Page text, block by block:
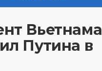
Вьетнама
Путина в